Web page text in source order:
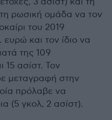
ρωσική ομάδα να τον
του 2019
και τον ίδιο να
της 109
15 ασίστ. Τον
μεταγραφή στην
πρόλαβε να
(5 γκολ, 2 ασίστ).